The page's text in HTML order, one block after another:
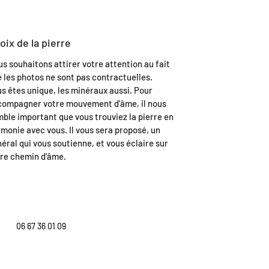
de la pierre
souhaitons attirer votre attention au fait
les photos ne sont pas contractuelles.
êtes unique, les minéraux aussi. Pour
votre mouvement d'âme, il nous
important que vous trouviez la pierre en
avec vous. Il vous sera proposé, un
qui vous soutienne, et vous éclaire sur
chemin d'âme.
06 67 36 01 09